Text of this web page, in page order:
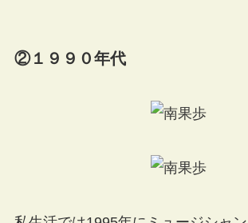
②１９９０年代